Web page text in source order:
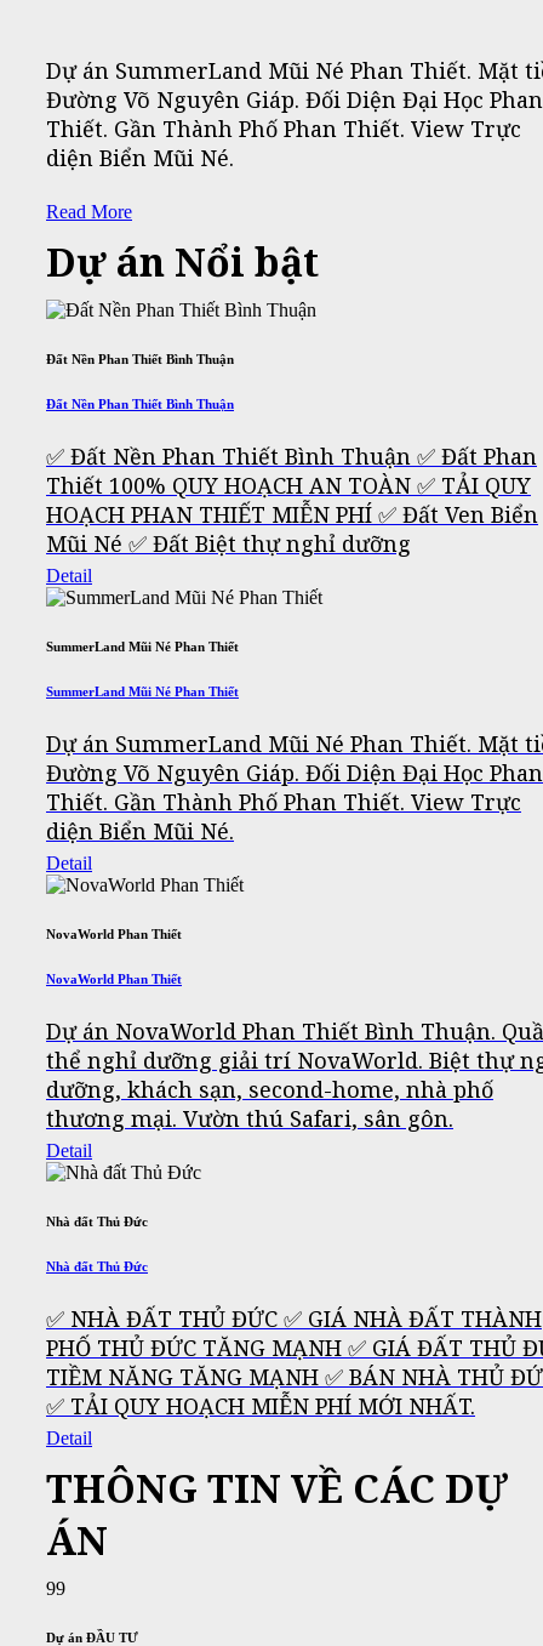
Dự án SummerLand Mũi Né Phan Thiết. Mặt
Đường Võ Nguyên Giáp. Đối Diện Đại Học Phan
Thiết. Gần Thành Phố Phan Thiết. View Trực
diện Biển Mũi Né.
Read More
Dự án Nổi bật
Đất Nền Phan Thiết Bình Thuận
Đất Nền Phan Thiết Bình Thuận
✅ Đất Nền Phan Thiết Bình Thuận ✅ Đất Phan
Thiết 100% QUY HOẠCH AN TOÀN ✅ TẢI QUY
HOẠCH PHAN THIẾT MIỄN PHÍ ✅ Đất Ven Biển
Mũi Né ✅ Đất Biệt thự nghỉ dưỡng
Detail
SummerLand Mũi Né Phan Thiết
SummerLand Mũi Né Phan Thiết
Dự án SummerLand Mũi Né Phan Thiết. Mặt
Đường Võ Nguyên Giáp. Đối Diện Đại Học Phan
Thiết. Gần Thành Phố Phan Thiết. View Trực
diện Biển Mũi Né.
Detail
NovaWorld Phan Thiết
NovaWorld Phan Thiết
Dự án NovaWorld Phan Thiết Bình Thuận.
thể nghỉ dưỡng giải trí NovaWorld. Biệt thự
dưỡng, khách sạn, second-home, nhà phố
thương mại. Vườn thú Safari, sân gôn.
Detail
Nhà đất Thủ Đức
Nhà đất Thủ Đức
✅ NHÀ ĐẤT THỦ ĐỨC ✅ GIÁ NHÀ ĐẤT THÀNH
PHỐ THỦ ĐỨC TĂNG MẠNH ✅ GIÁ ĐẤT THỦ
TIỀM NĂNG TĂNG MẠNH ✅ BÁN NHÀ THỦ
✅ TẢI QUY HOẠCH MIỄN PHÍ MỚI NHẤT.
Detail
THÔNG TIN VỀ CÁC DỰ
ÁN
99
Dự án ĐẦU TƯ